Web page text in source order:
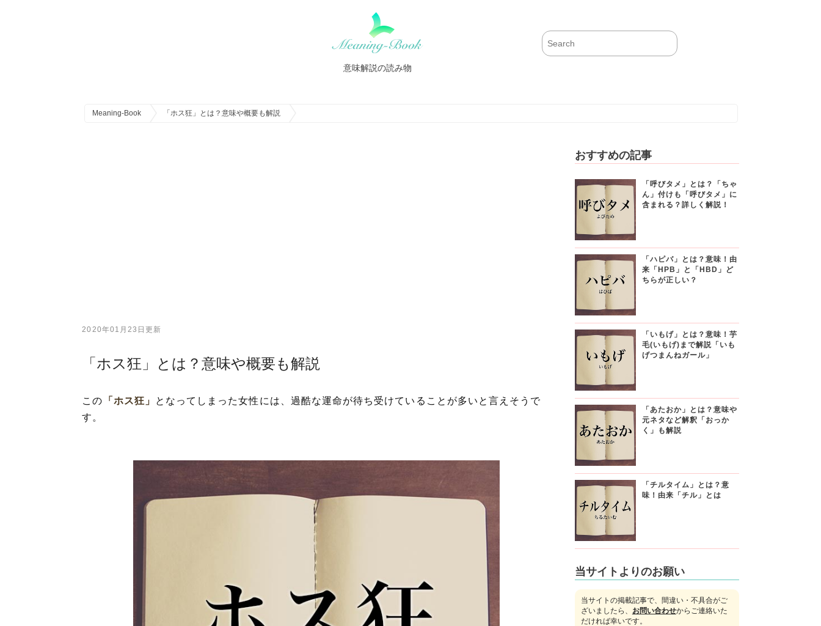
意味解説の読み物
Meaning-Book 「ホス狂」とは？意味や概要も解説
2020年01月23日更新
「ホス狂」とは？意味や概要も解説
この 「ホス狂」
となってしまった女性には、過酷な運命が待ち受けていることが多いと言えそうで
す。
おすすめの記事
「呼びタメ」とは？「ちゃ
ん」付けも「呼びタメ」に
含まれる？詳しく解説！
「ハピバ」とは？意味！由
来「HPB」と「HBD」ど
ちらが正しい？
「いもげ」とは？意味！芋
毛(いもげ)まで解説「いも
げつまんねガール」
「あたおか」とは？意味や
元ネタなど解釈「おっか
く」も解説
「チルタイム」とは？意
味！由来「チル」とは
当サイトよりのお願い
当サイトの掲載記事で、間違い・不具合がご
ざいましたら、 お問い合わせからご連絡いた
だければ幸いです。